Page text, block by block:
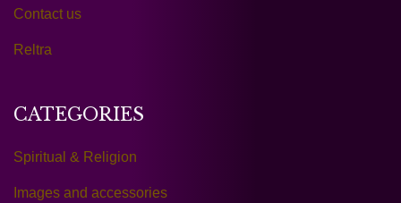
Contact us
Reltra
CATEGORIES
Spiritual & Religion
Images and accessories